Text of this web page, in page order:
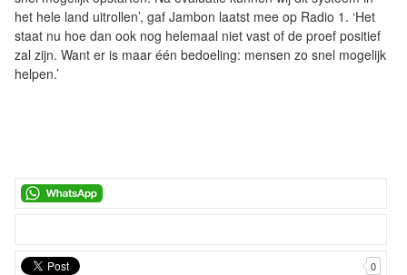
het hele land uitrollen’, gaf Jambon laatst mee op Radio 1. ‘Het
staat nu hoe dan ook nog helemaal niet vast of de proef positief
zal zijn. Want er is maar één bedoeling: mensen zo snel mogelijk
helpen.’
0